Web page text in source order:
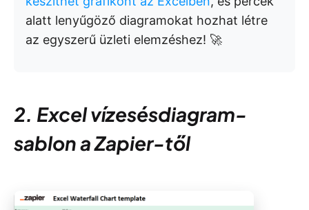
alatt lenyűgöző diagramokat hozhat létre
az egyszerű üzleti elemzéshez! 🚀
2. Excel vízesésdiagram-
sablon a Zapier-től